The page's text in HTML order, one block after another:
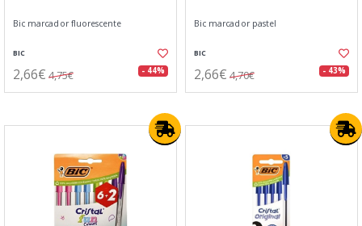
Bic marcador fluorescente
BIC
2,66€ 4,75€ - 44%
Bic marcador pastel
BIC
2,66€ 4,70€ - 43%